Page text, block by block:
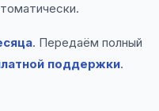
. Передаём полный
поддержки.